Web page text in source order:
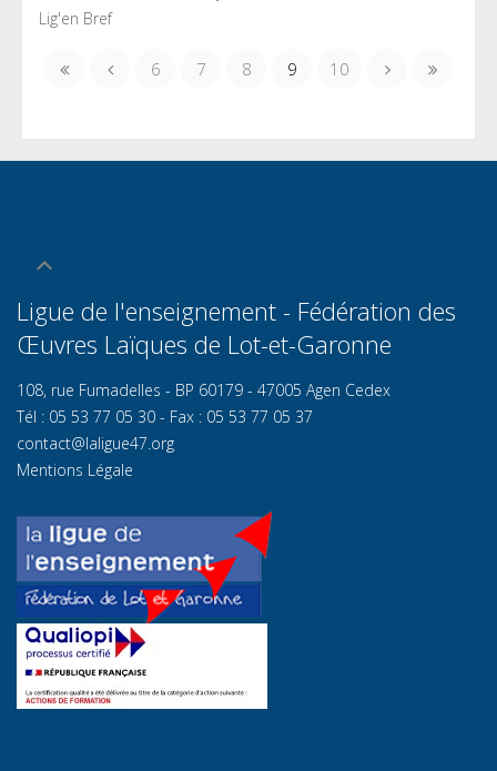
Lig'en Bref
6 7 8 9 10
Ligue de l'enseignement - Fédération des
Œuvres Laïques de Lot-et-Garonne
108, rue Fumadelles - BP 60179 - 47005 Agen Cedex
Tél : 05 53 77 05 30 - Fax : 05 53 77 05 37
contact@laligue47.org
Mentions Légale